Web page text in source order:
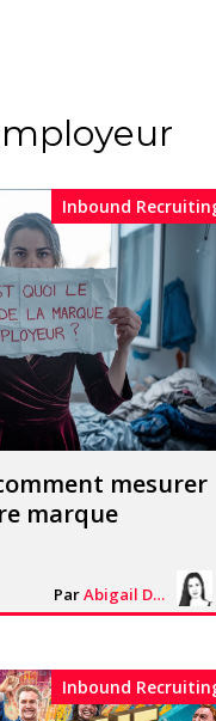
mesurer
marque
Par Abigail Davies
Inbound
Inbound